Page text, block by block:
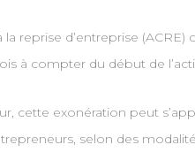
la reprise d’entreprise
à compter du début de
cette exonération peut
selon des